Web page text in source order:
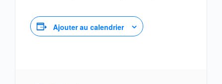
Ajouter au calendrier